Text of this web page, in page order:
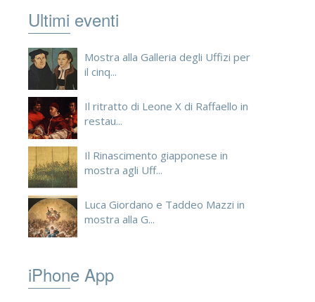
Ultimi eventi
Mostra alla Galleria degli Uffizi per
il cinq...
Il ritratto di Leone X di Raffaello in
restau...
Il Rinascimento giapponese in
mostra agli Uff...
Luca Giordano e Taddeo Mazzi in
mostra alla G...
iPhone App